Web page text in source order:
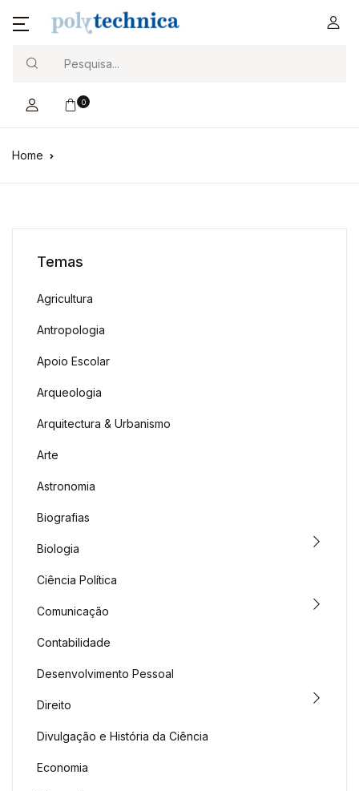
0
Home
Temas
Agricultura
Antropologia
Apoio Escolar
Arqueologia
Arquitectura & Urbanismo
Arte
Astronomia
Biografias
Biologia
Ciência Política
Comunicação
Contabilidade
Desenvolvimento Pessoal
Direito
Divulgação e História da Ciência
Economia